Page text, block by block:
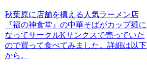
秋葉原に店舗を構える人気ラーメン店
『福の神食堂』の中華そばがカップ麺に
なってサークルKサンクスで売っていた
ので買って食べてみました。詳細は以下
から。